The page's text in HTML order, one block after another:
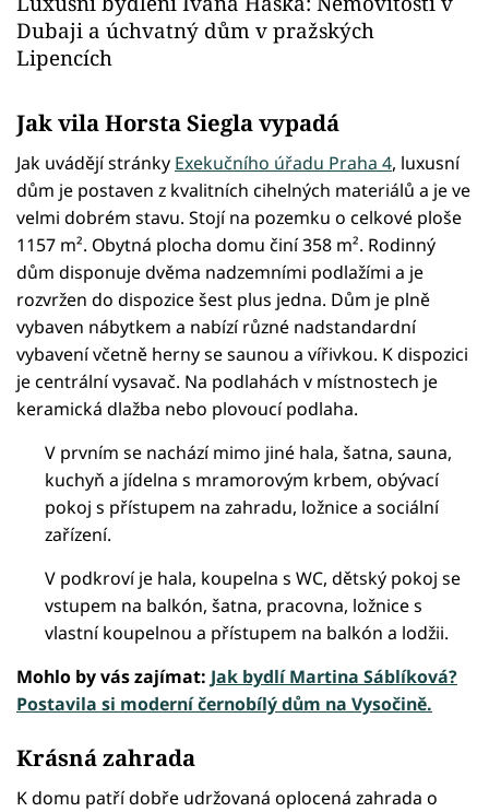
Dubaji a úchvatný dům v pražských
Lipencích
Jak vila Horsta Siegla vypadá
Jak uvádějí stránky Exekučního úřadu Praha 4, luxusní
dům je postaven z kvalitních cihelných materiálů a je ve
velmi dobrém stavu. Stojí na pozemku o celkové ploše
1157 m². Obytná plocha domu činí 358 m². Rodinný
dům disponuje dvěma nadzemními podlažími a je
rozvržen do dispozice šest plus jedna. Dům je plně
vybaven nábytkem a nabízí různé nadstandardní
vybavení včetně herny se saunou a vířivkou. K dispozici
je centrální vysavač. Na podlahách v místnostech je
keramická dlažba nebo plovoucí podlaha.
V prvním se nachází mimo jiné hala, šatna, sauna,
kuchyň a jídelna s mramorovým krbem, obývací
pokoj s přístupem na zahradu, ložnice a sociální
zařízení.
V podkroví je hala, koupelna s WC, dětský pokoj se
vstupem na balkón, šatna, pracovna, ložnice s
vlastní koupelnou a přístupem na balkón a lodžii.
Mohlo by vás zajímat: Jak bydlí Martina Sáblíková?
Postavila si moderní černobílý dům na Vysočině.
Krásná zahrada
K domu patří dobře udržovaná oplocená zahrada o